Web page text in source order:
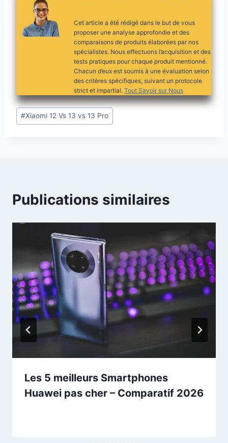
Cet article a été rédigé dans le but de vous
proposer une analyse approfondie et des
comparaisons de produits élaborées par nos
spécialistes. Nous effectuons l’acquisition et des
tests pratiques pour chaque produit mentionné.
Chacun d’eux est soumis à une évaluation selon
des critères spécifiques, suivant un protocole
strict et impartial. Tout Savoir sur Nous
Étiquettes
de
#Xiaomi 12 Vs 13 vs 13 Pro
Publications similaires
Les 5 meilleurs Smartphones
Huawei pas cher – Comparatif 2026